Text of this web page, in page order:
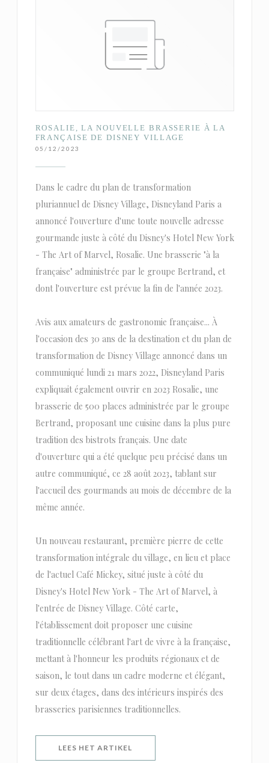
ROSALIE, LA NOUVELLE BRASSERIE À LA
FRANÇAISE DE DISNEY VILLAGE
05/12/2023
Dans le cadre du plan de transformation
pluriannuel de Disney Village, Disneyland Paris a
annoncé l'ouverture d'une toute nouvelle adresse
gourmande juste à côté du Disney's Hotel New York
- The Art of Marvel, Rosalie. Une brasserie "à la
française" administrée par le groupe Bertrand, et
dont l'ouverture est prévue la fin de l'année 2023.
Avis aux amateurs de gastronomie française... À
l'occasion des 30 ans de la destination et du plan de
transformation de Disney Village annoncé dans un
communiqué lundi 21 mars 2022, Disneyland Paris
expliquait également ouvrir en 2023 Rosalie, une
brasserie de 500 places administrée par le groupe
Bertrand, proposant une cuisine dans la plus pure
tradition des bistrots français. Une date
d'ouverture qui a été quelque peu précisé dans un
autre communiqué, ce 28 août 2023, tablant sur
l'accueil des gourmands au mois de décembre de la
même année.
Un nouveau restaurant, première pierre de cette
transformation intégrale du village, en lieu et place
de l'actuel Café Mickey, situé juste à côté du
Disney's Hotel New York - The Art of Marvel, à
l'entrée de Disney Village. Côté carte,
l'établissement doit proposer une cuisine
traditionnelle célébrant l'art de vivre à la française,
mettant à l'honneur les produits régionaux et de
saison, le tout dans un cadre moderne et élégant,
sur deux étages, dans des intérieurs inspirés des
brasseries parisiennes traditionnelles.
LEES HET ARTIKEL